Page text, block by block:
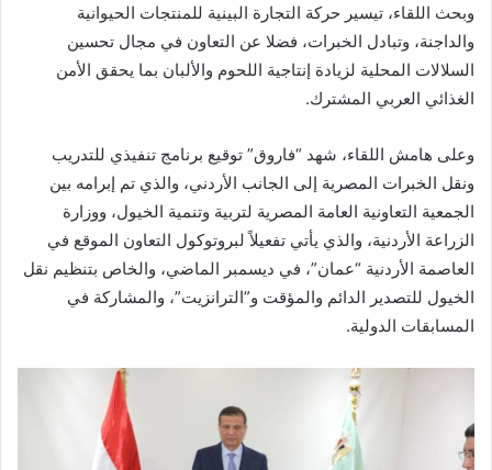
وبحث اللقاء، تيسير حركة التجارة البينية للمنتجات الحيوانية
والداجنة، وتبادل الخبرات، فضلا عن التعاون في مجال تحسين
السلالات المحلية لزيادة إنتاجية اللحوم والألبان بما يحقق الأمن
الغذائي العربي المشترك.
وعلى هامش اللقاء، شهد “فاروق” توقيع برنامج تنفيذي للتدريب
ونقل الخبرات المصرية إلى الجانب الأردني، والذي تم إبرامه بين
الجمعية التعاونية العامة المصرية لتربية وتنمية الخيول، ووزارة
الزراعة الأردنية، والذي يأتي تفعيلاً لبروتوكول التعاون الموقع في
العاصمة الأردنية “عمان”، في ديسمبر الماضي، والخاص بتنظيم نقل
الخيول للتصدير الدائم والمؤقت و”الترانزيت”، والمشاركة في
المسابقات الدولية.